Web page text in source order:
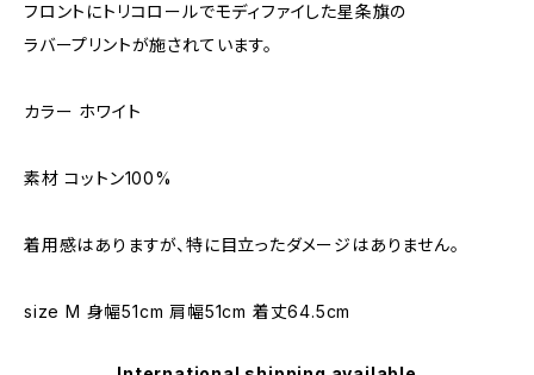
フロントにトリコロールでモディファイした星条旗の
ラバープリントが施されています。
カラー ホワイト
素材 コットン100%
着用感はありますが、特に目立ったダメージはありません。
size M 身幅51cm 肩幅51cm 着丈64.5cm